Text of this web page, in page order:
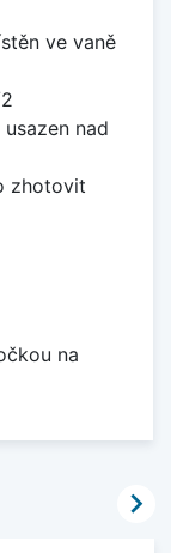
ve vaně
nad
zhotovit
na
